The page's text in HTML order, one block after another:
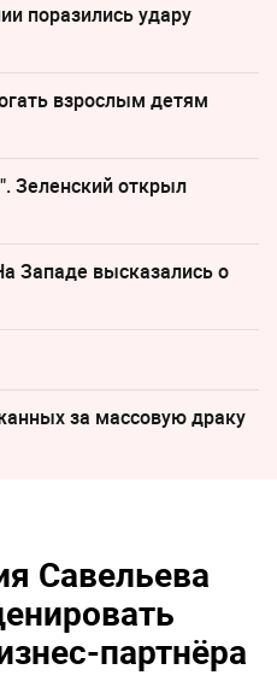
поразились удару
взрослым детям
Зеленский открыл
Западе высказались о
за массовую драку
Савельева
партнёра